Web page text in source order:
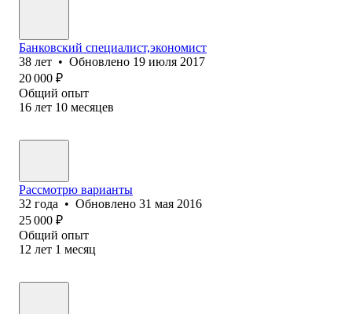
Банковский специалист,экономист
38 лет • Обновлено 19 июля 2017
20 000 ₽
Общий опыт
16 лет 10 месяцев
Рассмотрю варианты
32 года • Обновлено 31 мая 2016
25 000 ₽
Общий опыт
12 лет 1 месяц